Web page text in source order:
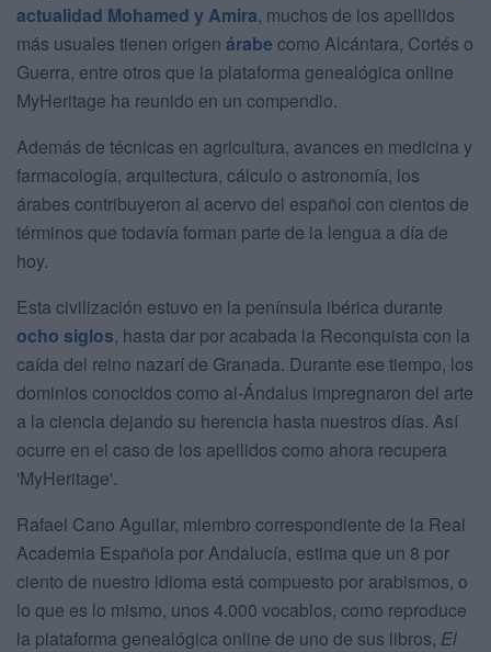
actualidad Mohamed y Amira, muchos de los apellidos
más usuales tienen origen árabe como Alcántara, Cortés o
Guerra, entre otros que la plataforma genealógica online
MyHeritage ha reunido en un compendio.
Además de técnicas en agricultura, avances en medicina y
farmacología, arquitectura, cálculo o astronomía, los
árabes contribuyeron al acervo del español con cientos de
términos que todavía forman parte de la lengua a día de
hoy.
Esta civilización estuvo en la península ibérica durante
ocho siglos, hasta dar por acabada la Reconquista con la
caída del reino nazarí de Granada. Durante ese tiempo, los
dominios conocidos como al-Ándalus impregnaron del arte
a la ciencia dejando su herencia hasta nuestros días. Así
ocurre en el caso de los apellidos como ahora recupera
'MyHeritage'.
Rafael Cano Aguilar, miembro correspondiente de la Real
Academia Española por Andalucía, estima que un 8 por
ciento de nuestro idioma está compuesto por arabismos, o
lo que es lo mismo, unos 4.000 vocablos, como reproduce
la plataforma genealógica online de uno de sus libros, El